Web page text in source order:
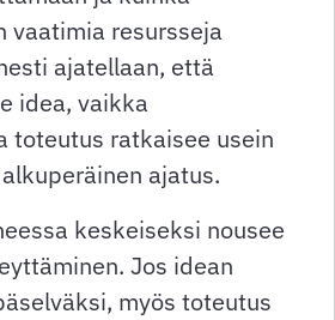
vaatimia resursseja
ajatellaan, että
idea, vaikka
toteutus ratkaisee usein
ajatus.
keskeiseksi nousee
Jos idean
myös toteutus